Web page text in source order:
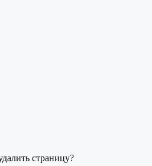
страницу?